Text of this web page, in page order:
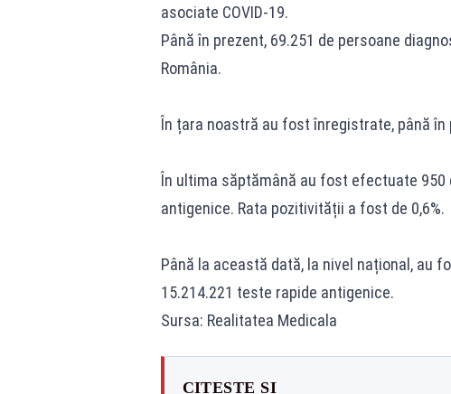
asociate COVID-19.
Până în prezent, 69.251 de persoane
România.
În țara noastră au fost înregistrate, până în
În ultima săptămână au fost efectuate 950
antigenice. Rata pozitivității a fost de 0,6%.
Până la această dată, la nivel național, au
15.214.221 teste rapide antigenice.
Sursa: Realitatea Medicala
CITEȘTE ȘI